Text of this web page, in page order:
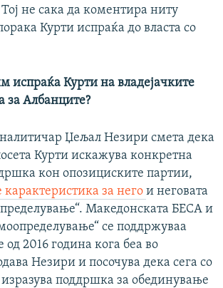
не сака да коментира ниту
Курти испраќа до власта со
испраќа Курти на владејачките
за Албанците?
Џељал Незири смета дека
Курти искажува конкретна
кон опозициските партии,
карактеристика за него и неговата
Македонската БЕСА и
се поддржуваа
2016 година кога беа во
Незири и посочува дека сега со
поддршка за обединување